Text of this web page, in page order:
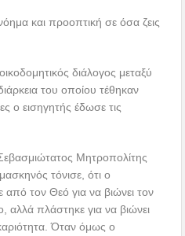
και προοπτική σε όσα ζεις
διάλογος μεταξύ
του οποίου τέθηκαν
ο εισηγητής έδωσε τις
Μητροπολίτης
τόνισε, ότι ο
τον Θεό για να βιώνει τον
αλλά πλάστηκε για να βιώνει
Όταν όμως ο